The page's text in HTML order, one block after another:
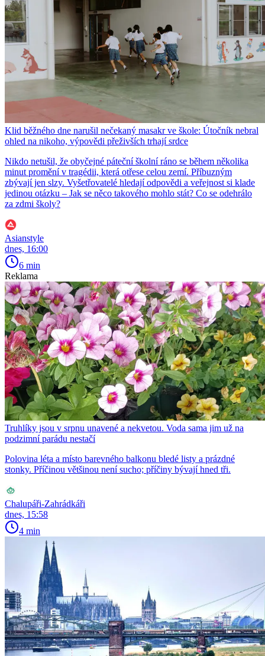
Klid běžného dne narušil nečekaný masakr ve škole: Útočník nebral
ohled na nikoho, výpovědi přeživších trhají srdce
Nikdo netušil, že obyčejné páteční školní ráno se během několika
minut promění v tragédii, která otřese celou zemí. Příbuzným
zbývají jen slzy. Vyšetřovatelé hledají odpovědi a veřejnost si klade
jedinou otázku – Jak se něco takového mohlo stát? Co se odehrálo
za zdmi školy?
Asianstyle
dnes, 16:00
6 min
Reklama
Truhlíky jsou v srpnu unavené a nekvetou. Voda sama jim už na
podzimní parádu nestačí
Polovina léta a místo barevného balkonu bledé listy a prázdné
stonky. Příčinou většinou není sucho; příčiny bývají hned tři.
Chalupáři-Zahrádkáři
dnes, 15:58
4 min